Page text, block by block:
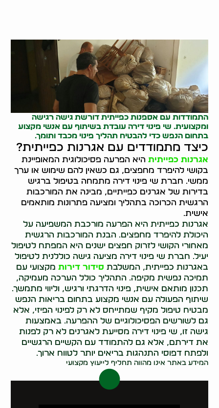
התמודדות עם אספנות כפייתית דורשת גישה רגישה
ומקצועית. שי פינוי דירה עובדת בשיתוף עם אנשי מקצוע
בתחום הנפש כדי להבטיח תהליך פינוי מכבד ותומך.
כיצד מתמודדים עם אגרנות כפייתית?
אגרנות כפייתית היא הפרעה פסיכולוגית המאופיינת
בקושי להיפרד מחפצים, גם כשאין להם שימוש או ערך
ממשי. חברת שי פינוי דירה מתמחה בטיפול ברגיש
בדירות של אגרנים כפייתיים, מבינה את המורכבות
הרגשית הכרוכה בתהליך ומציעה פתרונות מותאמים
אישית.
אגרנות כפייתית היא הפרעה מורכבת המשפיעה על
היכולת להיפרד מחפצים. הבנת המורכבות הרגשית
מאחורי הקושי לזרוק חפצים ישנים היא המפתח לטיפול
יעיל. חברת שי פינוי דירה מציעה גישה כוללנית לטיפול
באגרנות כפייתית, המשלבת סידור דירות מקצועי עם
תמיכה נפשית מקיפה. התהליך כולל הערכה מעמיקה,
תכנון מותאם אישית, פינוי הדרגתי ורגיש, וליווי מתמשך.
שיתוף הפעולה עם אנשי מקצוע בתחום בריאות הנפש
מבטיח טיפול מקיף שמתייחס לא רק לפינוי הפיזי, אלא
גם לשורשים הפסיכולוגיים של ההפרעה. באמצעות
גישה זו, שי פינוי דירה מסייעת לאגרנים לא רק לפנות
את דירתם, אלא גם להתמודד עם הקשיים הרגשיים
ולפתח דפוסי התנהגות בריאים יותר לטווח ארוך.
המידע באתר אינו מהווה תחליף לייעוץ מקצועי